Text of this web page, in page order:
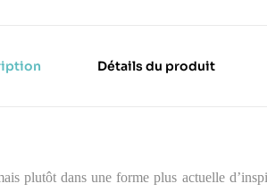
Détails du produit
plutôt dans une forme plus actuelle